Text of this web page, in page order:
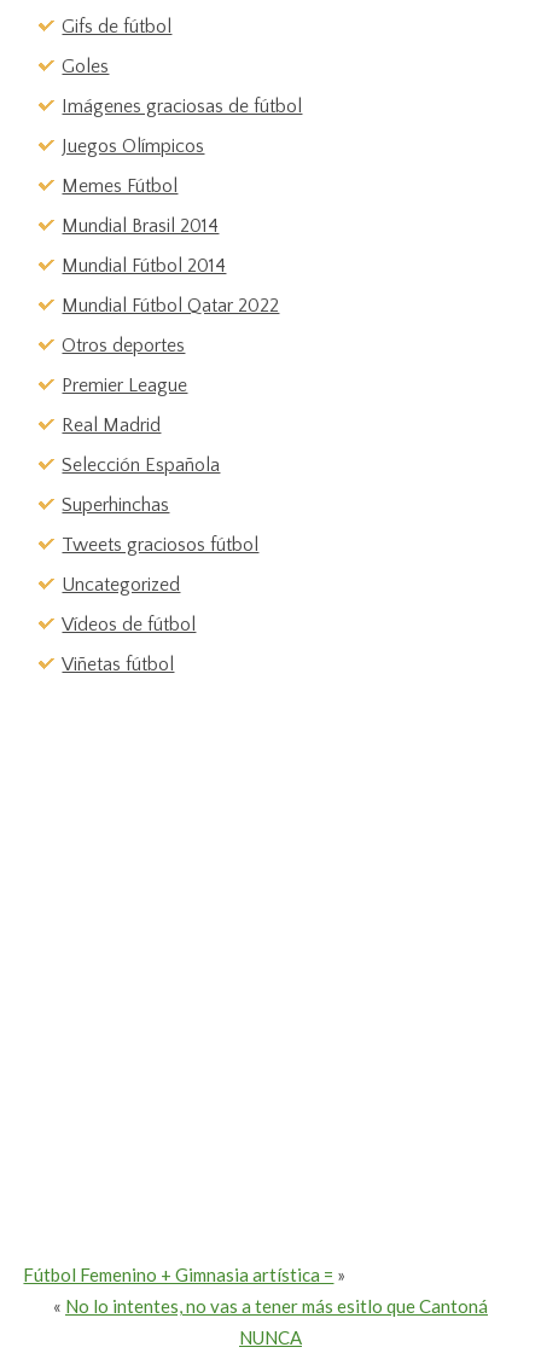
Gifs de fútbol
Goles
Imágenes graciosas de fútbol
Juegos Olímpicos
Memes Fútbol
Mundial Brasil 2014
Mundial Fútbol 2014
Mundial Fútbol Qatar 2022
Otros deportes
Premier League
Real Madrid
Selección Española
Superhinchas
Tweets graciosos fútbol
Uncategorized
Vídeos de fútbol
Viñetas fútbol
Fútbol Femenino + Gimnasia artística = »
« No lo intentes, no vas a tener más esitlo que Cantoná
NUNCA